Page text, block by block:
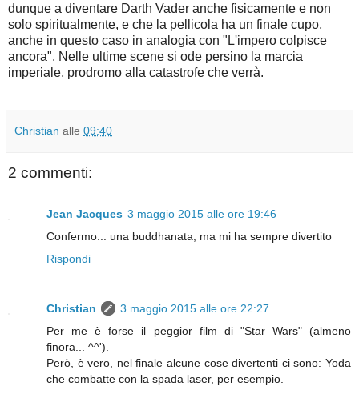
dunque a diventare Darth Vader anche fisicamente e non
solo spiritualmente, e che la pellicola ha un finale cupo,
anche in questo caso in analogia con "L'impero colpisce
ancora". Nelle ultime scene si ode persino la marcia
imperiale, prodromo alla catastrofe che verrà.
Christian alle 09:40
2 commenti:
Jean Jacques 3 maggio 2015 alle ore 19:46
Confermo... una buddhanata, ma mi ha sempre divertito
Rispondi
Christian
3 maggio 2015 alle ore 22:27
Per me è forse il peggior film di "Star Wars" (almeno
finora... ^^').
Però, è vero, nel finale alcune cose divertenti ci sono: Yoda
che combatte con la spada laser, per esempio.